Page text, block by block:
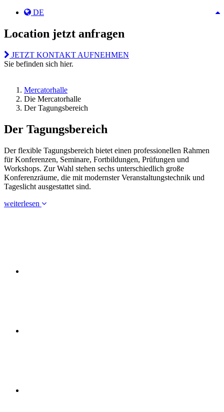
DE
Location jetzt anfragen
JETZT KONTAKT AUFNEHMEN
Sie befinden sich hier.
Mercatorhalle
Die Mercatorhalle
Der Tagungsbereich
Der Tagungsbereich
Der flexible Tagungsbereich bietet einen professionellen Rahmen
für Konferenzen, Seminare, Fortbildungen, Prüfungen und
Workshops. Zur Wahl stehen sechs unterschiedlich große
Konferenzräume, die mit modernster Veranstaltungstechnik und
Tageslicht ausgestattet sind.
weiterlesen